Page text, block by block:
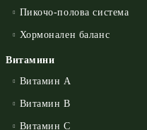
Пикочо-полова система
Хормонален баланс
Витамини
Витамин А
Витамин B
Витамин C